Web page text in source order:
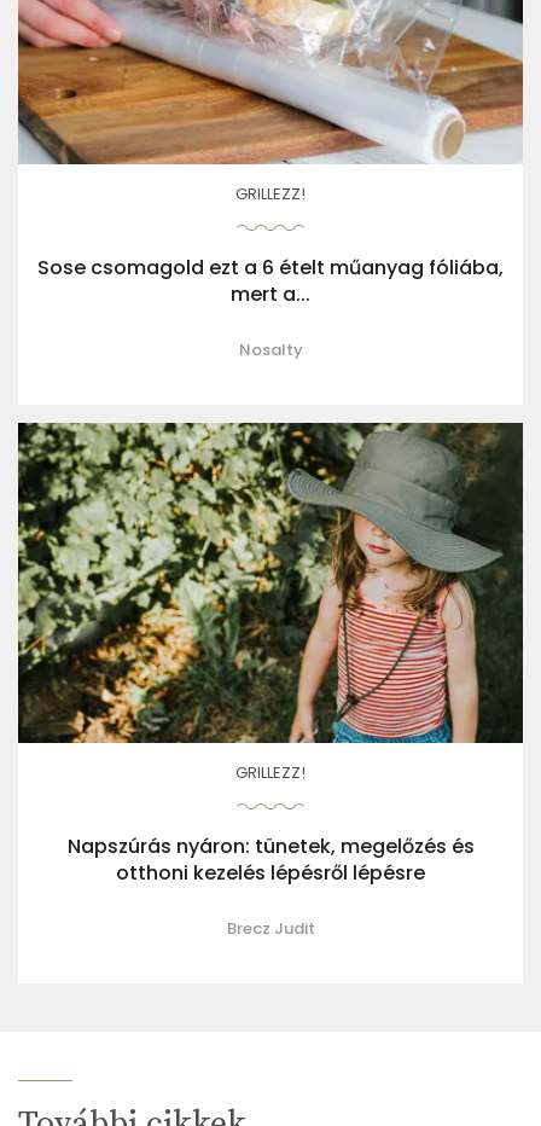
GRILLEZZ!
Sose csomagold ezt a 6 ételt műanyag fóliába,
mert a...
Nosalty
GRILLEZZ!
Napszúrás nyáron: tünetek, megelőzés és
otthoni kezelés lépésről lépésre
Brecz Judit